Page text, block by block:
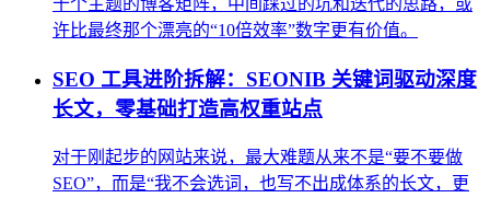
十个主题的博客矩阵，中间踩过的坑和迭代的思路，或
许比最终那个漂亮的“10倍效率”数字更有价值。
SEO 工具进阶拆解：SEONIB 关键词驱动深度
长文，零基础打造高权重站点
对于刚起步的网站来说，最大难题从来不是“要不要做
SEO”，而是“我不会选词，也写不出成体系的长文，更